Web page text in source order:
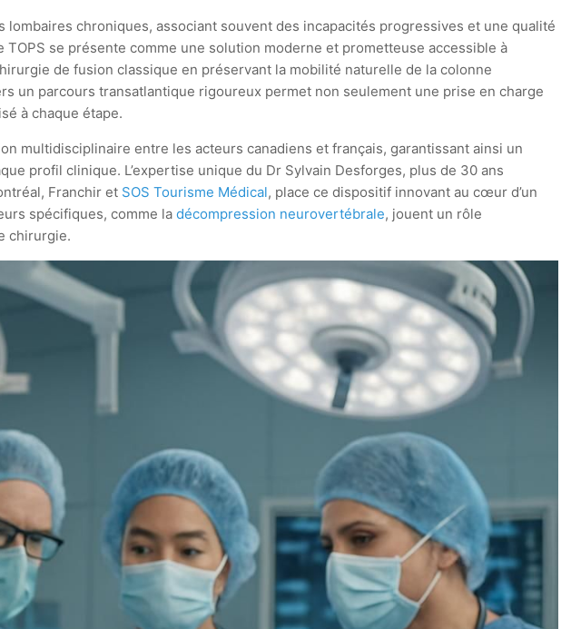
chroniques, associant souvent des incapacités progressives et une qualité
se présente comme une solution moderne et prometteuse accessible à
de fusion classique en préservant la mobilité naturelle de la colonne
un parcours transatlantique rigoureux permet non seulement une prise en charge
à chaque étape.
multidisciplinaire entre les acteurs canadiens et français, garantissant ainsi un
profil clinique. L’expertise unique du Dr Sylvain Desforges, plus de 30 ans
Franchir et SOS Tourisme Médical, place ce dispositif innovant au cœur d’un
spécifiques, comme ladécompression neurovertébrale, jouent un rôle
chirurgie.